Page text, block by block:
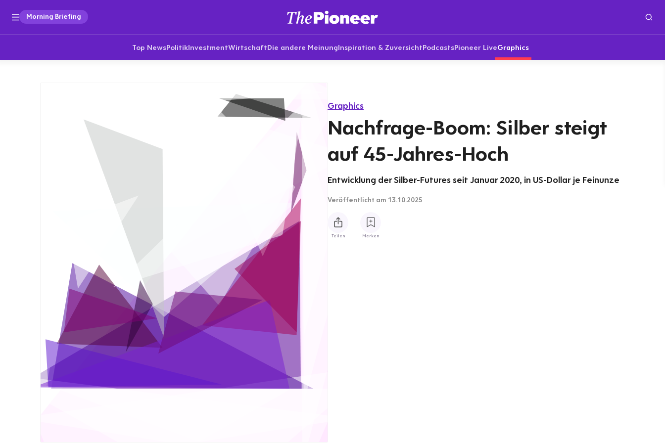
Morning Briefing
Top NewsPolitikInvestmentWirtschaftDie andere MeinungInspiration & ZuversichtPodcastsPioneer LiveGraphics
Graphics
Nachfrage-Boom: Silber steigt
auf 45-Jahres-Hoch
Entwicklung der Silber-Futures seit Januar 2020, in US-Dollar je Feinunze
Veröffentlicht am 13.10.2025
Teilen Merken